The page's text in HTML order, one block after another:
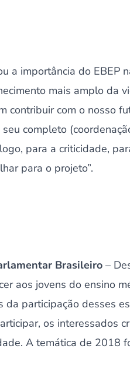
a importância do EBEP
mais amplo da
contribuir com o nosso
completo
para a criticidade,
para o projeto”.
Brasileiro –
aos jovens do ensino
da participação desses
os interessados
A temática de 2018